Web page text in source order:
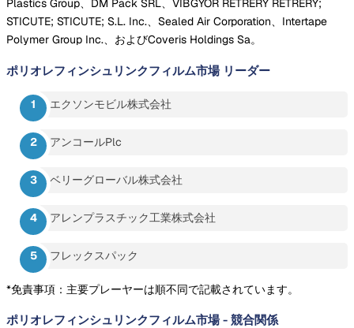
Plastics Group、DM Pack SRL、VIBGYOR RETRERY RETRERY;
STICUTE; STICUTE; S.L. Inc.、Sealed Air Corporation、Intertape
Polymer Group Inc.、およびCoveris Holdings Sa。
ポリオレフィンシュリンクフィルム市場 リーダー
エクソンモビル株式会社
アンコールPlc
ベリーグローバル株式会社
アレンプラスチック工業株式会社
フレックスパック
*免責事項：主要プレーヤーは順不同で記載されています。
ポリオレフィンシュリンクフィルム市場- 競合関係